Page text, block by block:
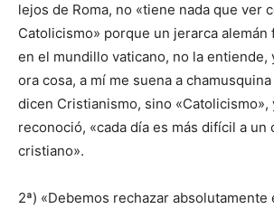
lejos de Roma, no «tiene nada que ver
Catolicismo» porque un jerarca alemán
en el mundillo vaticano, no la entiende,
ora cosa, a mí me suena a
dicen Cristianismo, sino «Catolicismo»,
reconoció, «cada día es más difícil a un
cristiano».
2ª) «Debemos rechazar absolutamente